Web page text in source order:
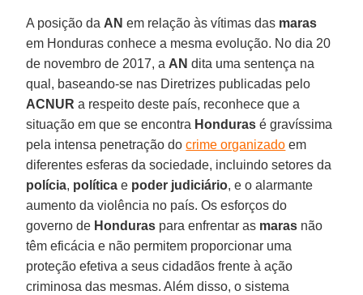
A posição da AN em relação às vítimas das maras
em Honduras conhece a mesma evolução. No dia 20
de novembro de 2017, a AN dita uma sentença na
qual, baseando-se nas Diretrizes publicadas pelo
ACNUR a respeito deste país, reconhece que a
situação em que se encontra Honduras é gravíssima
pela intensa penetração docrime organizado em
diferentes esferas da sociedade, incluindo setores da
polícia, políticae poder judiciário, e o alarmante
aumento da violência no país. Os esforços do
governo de Honduras para enfrentar as maras não
têm eficácia e não permitem proporcionar uma
proteção efetiva a seus cidadãos frente à ação
criminosa das mesmas. Além disso, o sistema